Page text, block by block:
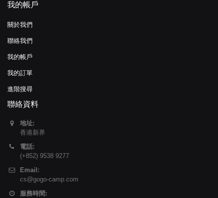
我的帳戶
關於我們
聯絡我們
我的帳戶
我的訂單
進階搜尋
聯絡資料
地址:
香港新界
電話:
(+852) 9538 9277
Email:
cs@gogo-camp.com
服務時間: